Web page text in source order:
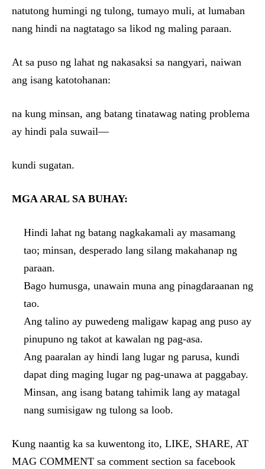
natutong humingi ng tulong, tumayo muli, at lumaban
nang hindi na nagtatago sa likod ng maling paraan.
At sa puso ng lahat ng nakasaksi sa nangyari, naiwan
ang isang katotohanan:
na kung minsan, ang batang tinatawag nating problema
ay hindi pala suwail—
kundi sugatan.
MGA ARAL SA BUHAY:
Hindi lahat ng batang nagkakamali ay masamang
tao; minsan, desperado lang silang makahanap ng
paraan.
Bago humusga, unawain muna ang pinagdaraanan ng
tao.
Ang talino ay puwedeng maligaw kapag ang puso ay
pinupuno ng takot at kawalan ng pag-asa.
Ang paaralan ay hindi lang lugar ng parusa, kundi
dapat ding maging lugar ng pag-unawa at paggabay.
Minsan, ang isang batang tahimik lang ay matagal
nang sumisigaw ng tulong sa loob.
Kung naantig ka sa kuwentong ito, LIKE, SHARE, AT
MAG COMMENT sa comment section sa facebook